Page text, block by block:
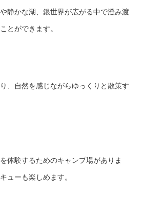
静かな湖、銀世界が広がる中で澄み渡
とができます。
、自然を感じながらゆっくりと散策す
体験するためのキャンプ場がありま
ューも楽しめます。